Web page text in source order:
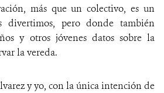
más que un colectivo, es un
pero donde también
y otros jóvenes datos sobre la
la vereda.
y yo, con la única intención de